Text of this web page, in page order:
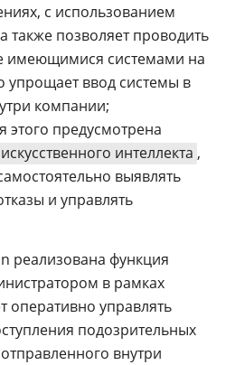
с использованием
также позволяет проводить
имеющимися системами на
упрощает ввод системы в
компании;
этого предусмотрена
искусственного интеллекта ,
выявлять
и управлять
реализована функция
в рамках
оперативно управлять
подозрительных
внутри